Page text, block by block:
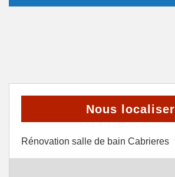
Nous localiser
Rénovation salle de bain Cabrieres